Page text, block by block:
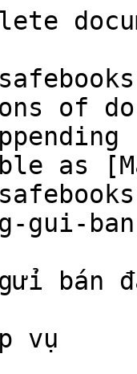
of
as
gui-
gửi bán
vụ